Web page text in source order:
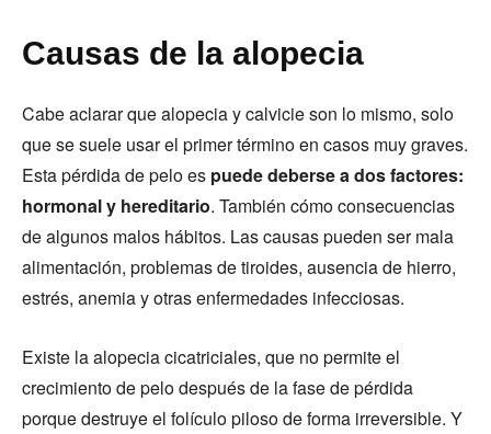
Causas de la alopecia
Cabe aclarar que alopecia y calvicie son lo mismo, solo
que se suele usar el primer término en casos muy graves.
Esta pérdida de pelo es puede deberse a dos factores:
hormonal y hereditario. También cómo consecuencias
de algunos malos hábitos. Las causas pueden ser mala
alimentación, problemas de tiroides, ausencia de hierro,
estrés, anemia y otras enfermedades infecciosas.
Existe la alopecia cicatriciales, que no permite el
crecimiento de pelo después de la fase de pérdida
porque destruye el folículo piloso de forma irreversible. Y